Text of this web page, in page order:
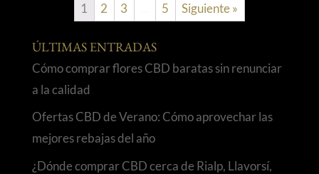
1 2 3 5 Siguiente »
ÚLTIMAS ENTRADAS
Cómo comprar flores CBD baratas sin renunciar
a la calidad
Ofertas CBD de Verano: Cómo aprovechar las
mejores rebajas del año
¿Dónde comprar CBD cerca de Rialp, Llavorsí,